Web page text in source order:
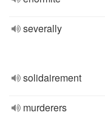
severally
solidairement
murderers